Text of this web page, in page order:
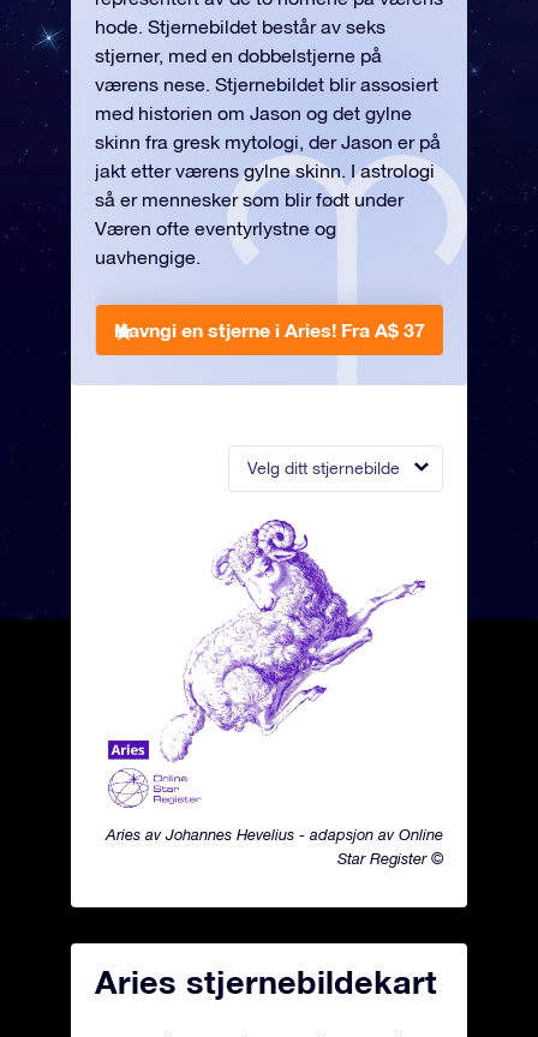
Velg ditt stjernebilde
Aries av Johannes Hevelius - adapsjon av Online
Star Register ©
hode. Stjernebildet består av seks
stjerner, med en dobbelstjerne på
værens nese. Stjernebildet blir assosiert
med historien om Jason og det gylne
skinn fra gresk mytologi, der Jason er på
jakt etter værens gylne skinn. I astrologi
så er mennesker som blir født under
Væren ofte eventyrlystne og
uavhengige.
Navngi en stjerne i Aries! Fra A$ 37
Aries stjernebildekart